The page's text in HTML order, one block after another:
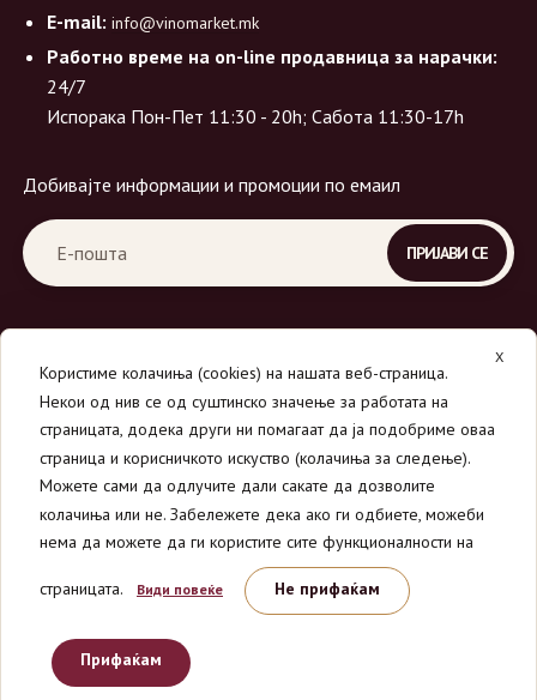
E-mail: info@vinomarket.mk
Работно време на on-line продавница за нарачки:
24/7
Испорака Пон-Пет 11:30 - 20h; Сабота 11:30-17h
Добивајте информации и промоции по емаил
© 2026Вино Маркет - МОНДАВИ ДООЕЛ.
Сите права се задржани.
X
Користиме колачиња (cookies) на нашата веб-страница.
Некои од нив се од суштинско значење за работата на
страницата, додека други ни помагаат да ја подобриме оваа
страница и корисничкото искуство (колачиња за следење).
Можете сами да одлучите дали сакате да дозволите
колачиња или не. Забележете дека ако ги одбиете, можеби
нема да можете да ги користите сите функционалности на
страницата. Види повеќе Не прифаќам
Прифаќам